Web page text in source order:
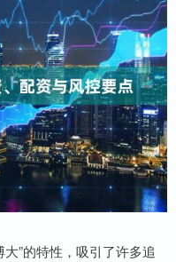
”的特性，吸引了许多追